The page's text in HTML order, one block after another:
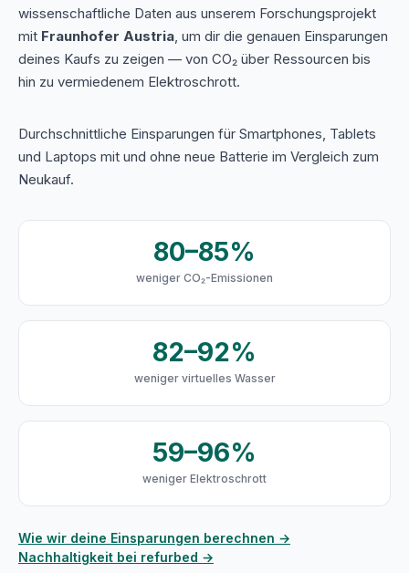
wissenschaftliche Daten aus unserem Forschungsprojekt
mit Fraunhofer Austria, um dir die genauen Einsparungen
deines Kaufs zu zeigen — von CO₂ über Ressourcen bis
hin zu vermiedenem Elektroschrott.
Durchschnittliche Einsparungen für Smartphones, Tablets
und Laptops mit und ohne neue Batterie im Vergleich zum
Neukauf.
80–85%
weniger CO₂-Emissionen
82–92%
weniger virtuelles Wasser
59–96%
weniger Elektroschrott
Wie wir deine Einsparungen berechnen →
Nachhaltigkeit bei refurbed →